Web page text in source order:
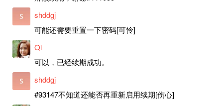
shddgj
可能还需要重置一下密码[可怜]
Qi
可以，已经续期成功。
shddgj
#93147不知道还能否再重新启用续期[伤心]